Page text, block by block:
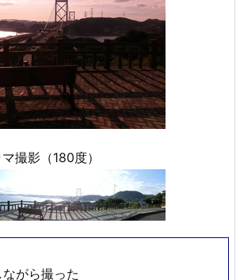
撮影（180度）
がら撮った